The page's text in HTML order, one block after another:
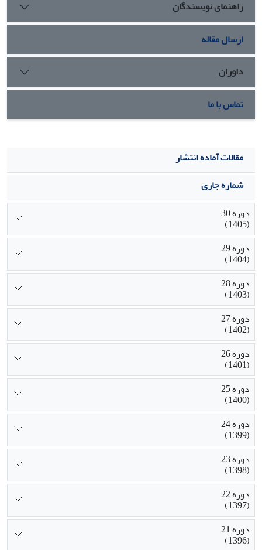
راهنمای نویسندگان
ارسال مقاله
داوران
تماس با ما
مقالات آماده انتشار
شماره جاری
دوره 30
(1405)
دوره 29
(1404)
دوره 28
(1403)
دوره 27
(1402)
دوره 26
(1401)
دوره 25
(1400)
دوره 24
(1399)
دوره 23
(1398)
دوره 22
(1397)
دوره 21
(1396)